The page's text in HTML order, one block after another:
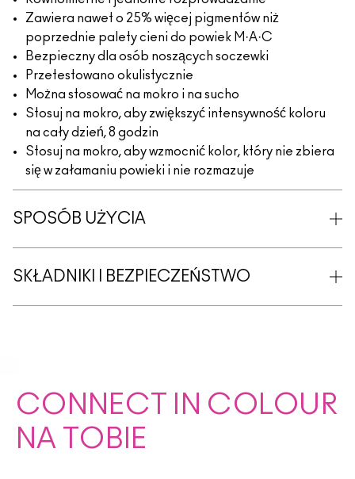
Zawiera nawet o 25% więcej pigmentów niż
poprzednie palety cieni do powiek M·A·C
Bezpieczny dla osób noszących soczewki
Przetestowano okulistycznie
Można stosować na mokro i na sucho
Stosuj na mokro, aby zwiększyć intensywność koloru
na cały dzień, 8 godzin
Stosuj na mokro, aby wzmocnić kolor, który nie zbiera
się w załamaniu powieki i nie rozmazuje
SPOSÓB UŻYCIA
SKŁADNIKI I BEZPIECZEŃSTWO
CONNECT IN COLOUR
NA TOBIE